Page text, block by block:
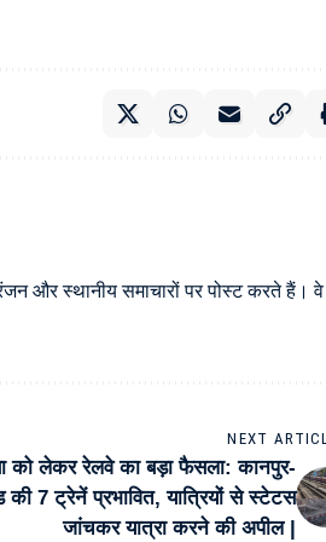
और स्थानीय समाचारों पर पोस्ट करते हैं। वे
NEXT
को लेकर रेलवे का बड़ा फैसला: कानपुर-
7 ट्रेनें प्रभावित, यात्रियों से स्टेटस
जांचकर यात्रा करने की अपील |